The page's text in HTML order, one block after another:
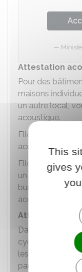
Attestation
Pour des
maisons
un autre local,
acoustique.
Elle atteste du
acoustique
Elle est établie
un contrôleur
bureau d'études
acoustique.
Attestation
Dans les zones
cyclonique, un
les règles de
paracycloniques
This
gives